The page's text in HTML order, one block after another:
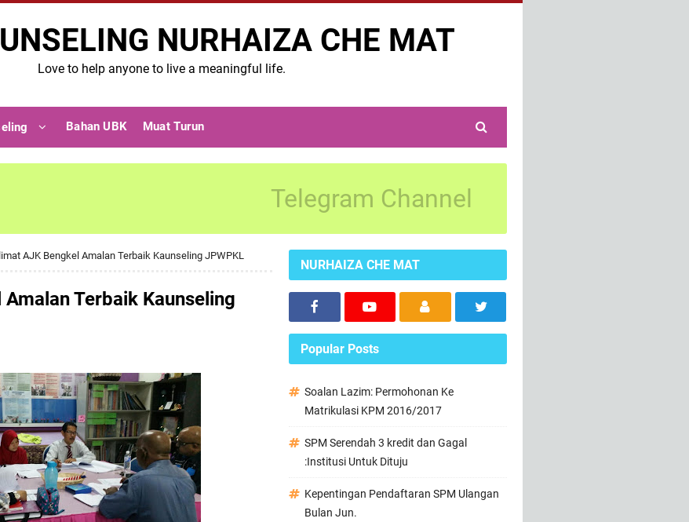
NURHAIZA CHE MAT
Love to help anyone to live a meaningful life.
Bahan UBK Muat Turun
Telegram Channel
AJK Bengkel Amalan Terbaik Kaunseling JPWPKL
Terbaik Kaunseling
NURHAIZA CHE MAT
Popular Posts
Soalan Lazim: Permohonan Ke
Matrikulasi KPM 2016/2017
SPM Serendah 3 kredit dan Gagal
:Institusi Untuk Dituju
Kepentingan Pendaftaran SPM Ulangan
Bulan Jun.